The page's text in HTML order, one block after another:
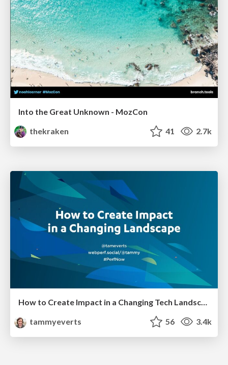
Into the Great Unknown - MozCon
thekraken
41 2.7k
tammyeverts
56 3.4k